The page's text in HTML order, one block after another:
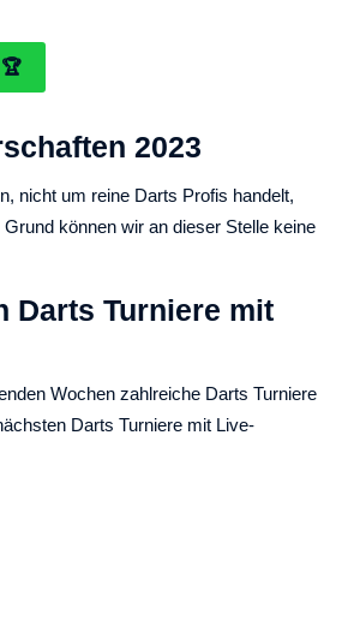
2023
nicht um reine Darts Profis handelt,
können wir an dieser Stelle keine
Darts Turniere mit
Wochen zahlreiche Darts Turniere
Darts Turniere mit Live-